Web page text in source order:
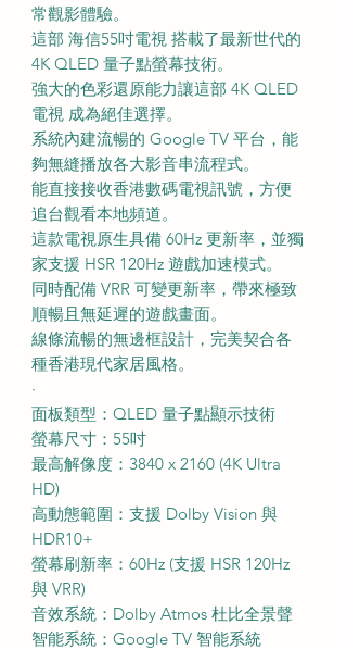
常觀影體驗。
這部 海信55吋電視 搭載了最新世代的
4K QLED 量子點螢幕技術。
強大的色彩還原能力讓這部 4K QLED
電視 成為絕佳選擇。
系統內建流暢的 Google TV 平台，能
夠無縫播放各大影音串流程式。
能直接接收香港數碼電視訊號，方便
追台觀看本地頻道。
這款電視原生具備 60Hz 更新率，並獨
家支援 HSR 120Hz 遊戲加速模式。
同時配備 VRR 可變更新率，帶來極致
順暢且無延遲的遊戲畫面。
線條流暢的無邊框設計，完美契合各
種香港現代家居風格。
·
面板類型：QLED 量子點顯示技術
螢幕尺寸：55吋
最高解像度：3840 x 2160 (4K Ultra
HD)
高動態範圍：支援 Dolby Vision 與
HDR10+
螢幕刷新率：60Hz (支援 HSR 120Hz
與 VRR)
音效系統：Dolby Atmos 杜比全景聲
智能系統：Google TV 智能系統